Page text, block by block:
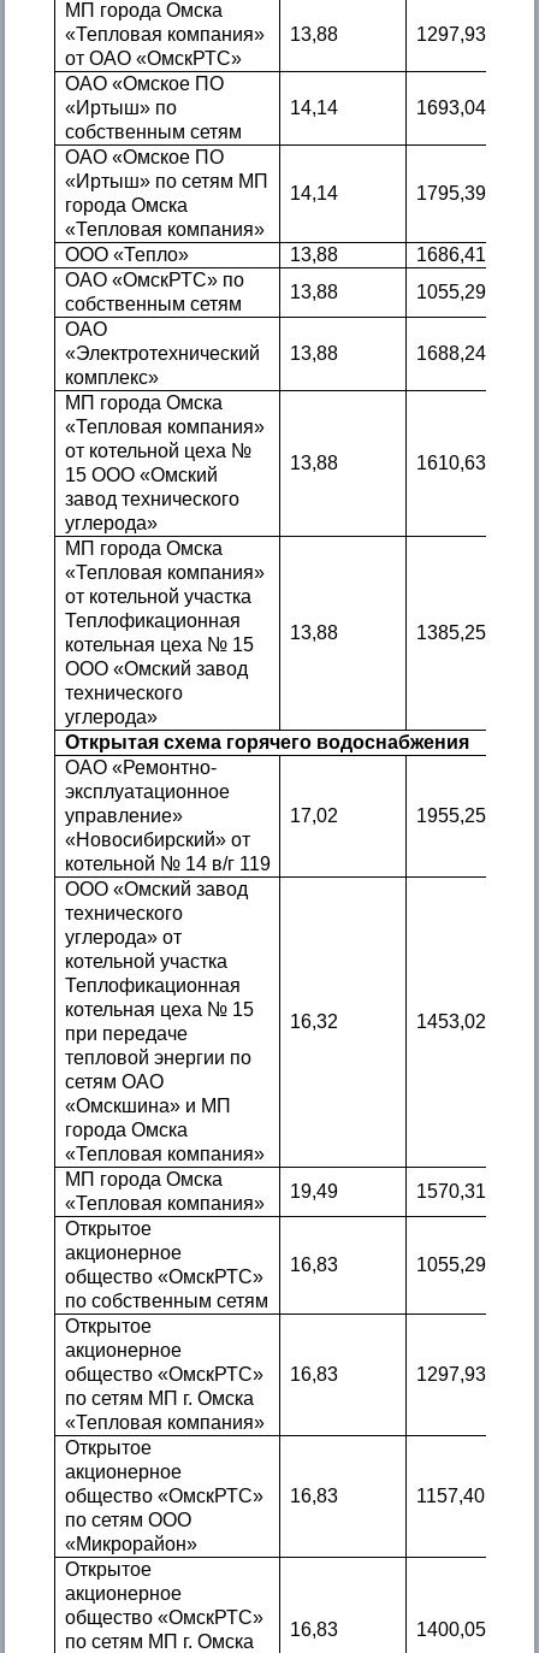
МП города Омска
«Тепловая компания»
от ОАО «ОмскРТС»
13,88 1297,93
ОАО «Омское ПО
«Иртыш» по
собственным сетям
14,14 1693,04
ОАО «Омское ПО
«Иртыш» по сетям МП
города Омска
«Тепловая компания»
14,14 1795,39
ООО «Тепло» 13,88
1686,41
ОАО «ОмскРТС» по
собственным сетям
13,88
1055,29
ОАО
«Электротехнический
комплекс»
13,88 1688,24
МП города Омска
«Тепловая компания»
от котельной цеха №
15 ООО «Омский
завод технического
углерода»
13,88 1610,63
МП города Омска
«Тепловая компания»
от котельной участка
Теплофикационная
котельная цеха № 15
ООО «Омский завод
технического
углерода»
13,88 1385,25
Открытая схема горячего водоснабжения
ОАО «Ремонтно-
эксплуатационное
управление»
«Новосибирский» от
котельной № 14 в/г 119
17,02 1955,25
ООО «Омский завод
технического
углерода» от
котельной участка
Теплофикационная
котельная цеха № 15
при передаче
тепловой энергии по
сетям ОАО
«Омскшина» и МП
города Омска
«Тепловая компания»
16,32 1453,02
МП города Омска
«Тепловая компания»
19,49
1570,31
Открытое
акционерное
общество «ОмскРТС»
по собственным сетям
16,83 1055,29
Открытое
акционерное
общество «ОмскРТС»
по сетям МП г. Омска
«Тепловая компания»
16,83 1297,93
Открытое
акционерное
общество «ОмскРТС»
по сетям ООО
«Микрорайон»
16,83 1157,40
Открытое
акционерное
общество «ОмскРТС»
по сетям МП г. Омска
16,83 1400,05